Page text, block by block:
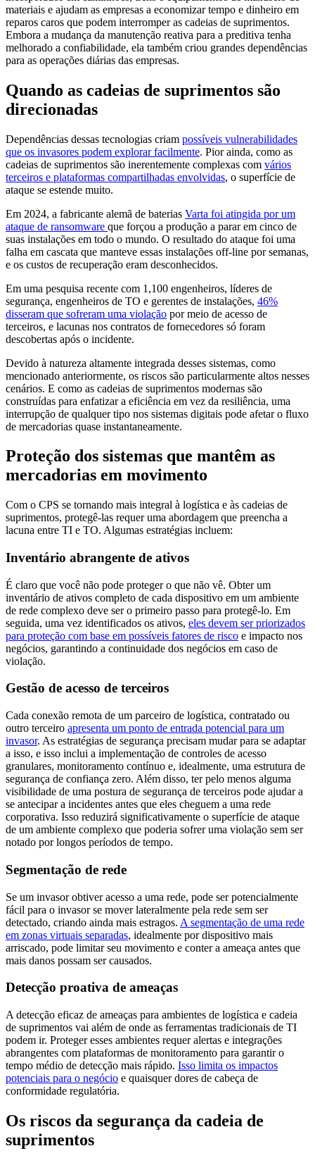
materiais e ajudam as empresas a economizar tempo e dinheiro em
reparos caros que podem interromper as cadeias de suprimentos.
Embora a mudança da manutenção reativa para a preditiva tenha
melhorado a confiabilidade, ela também criou grandes dependências
para as operações diárias das empresas.
Quando as cadeias de suprimentos são
direcionadas
Dependências dessas tecnologias criam possíveis vulnerabilidades
que os invasores podem explorar facilmente. Pior ainda, como as
cadeias de suprimentos são inerentemente complexas com vários
terceiros e plataformas compartilhadas envolvidas, o superfície de
ataque se estende muito.
Em 2024, a fabricante alemã de baterias Varta foi atingida por um
ataque de ransomware que forçou a produção a parar em cinco de
suas instalações em todo o mundo. O resultado do ataque foi uma
falha em cascata que manteve essas instalações off-line por semanas,
e os custos de recuperação eram desconhecidos.
Em uma pesquisa recente com 1,100 engenheiros, líderes de
segurança, engenheiros de TO e gerentes de instalações, 46%
disseram que sofreram uma violação por meio de acesso de
terceiros, e lacunas nos contratos de fornecedores só foram
descobertas após o incidente.
Devido à natureza altamente integrada desses sistemas, como
mencionado anteriormente, os riscos são particularmente altos nesses
cenários. E como as cadeias de suprimentos modernas são
construídas para enfatizar a eficiência em vez da resiliência, uma
interrupção de qualquer tipo nos sistemas digitais pode afetar o fluxo
de mercadorias quase instantaneamente.
Proteção dos sistemas que mantêm as
mercadorias em movimento
Com o CPS se tornando mais integral à logística e às cadeias de
suprimentos, protegê-las requer uma abordagem que preencha a
lacuna entre TI e TO. Algumas estratégias incluem:
Inventário abrangente de ativos
É claro que você não pode proteger o que não vê. Obter um
inventário de ativos completo de cada dispositivo em um ambiente
de rede complexo deve ser o primeiro passo para protegê-lo. Em
seguida, uma vez identificados os ativos, eles devem ser priorizados
para proteção com base em possíveis fatores de risco e impacto nos
negócios, garantindo a continuidade dos negócios em caso de
violação.
Gestão de acesso de terceiros
Cada conexão remota de um parceiro de logística, contratado ou
outro terceiro apresenta um ponto de entrada potencial para um
invasor. As estratégias de segurança precisam mudar para se adaptar
a isso, e isso inclui a implementação de controles de acesso
granulares, monitoramento contínuo e, idealmente, uma estrutura de
segurança de confiança zero. Além disso, ter pelo menos alguma
visibilidade de uma postura de segurança de terceiros pode ajudar a
se antecipar a incidentes antes que eles cheguem a uma rede
corporativa. Isso reduzirá significativamente o superfície de ataque
de um ambiente complexo que poderia sofrer uma violação sem ser
notado por longos períodos de tempo.
Segmentação de rede
Se um invasor obtiver acesso a uma rede, pode ser potencialmente
fácil para o invasor se mover lateralmente pela rede sem ser
detectado, criando ainda mais estragos. A segmentação de uma rede
em zonas virtuais separadas, idealmente por dispositivo mais
arriscado, pode limitar seu movimento e conter a ameaça antes que
mais danos possam ser causados.
Detecção proativa de ameaças
A detecção eficaz de ameaças para ambientes de logística e cadeia
de suprimentos vai além de onde as ferramentas tradicionais de TI
podem ir. Proteger esses ambientes requer alertas e integrações
abrangentes com plataformas de monitoramento para garantir o
tempo médio de detecção mais rápido. Isso limita os impactos
potenciais para o negócio e quaisquer dores de cabeça de
conformidade regulatória.
Os riscos da segurança da cadeia de
suprimentos